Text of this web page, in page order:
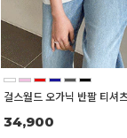
걸스월드 오가닉 반팔 티셔츠
34,900